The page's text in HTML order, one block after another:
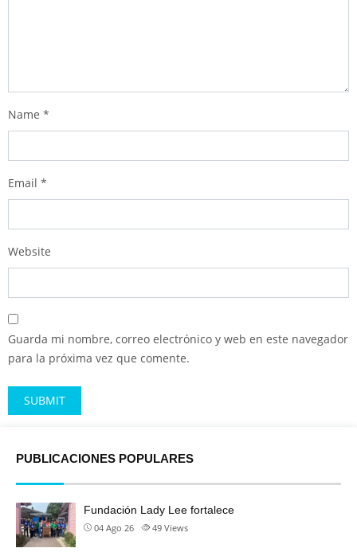
Name *
Email *
Website
Guarda mi nombre, correo electrónico y web en este navegador
para la próxima vez que comente.
PUBLICACIONES POPULARES
Fundación Lady Lee fortalece
04 Ago 26 49 Views